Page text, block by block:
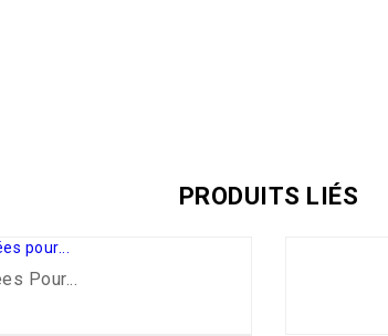
PRODUITS LIÉS
Pour...